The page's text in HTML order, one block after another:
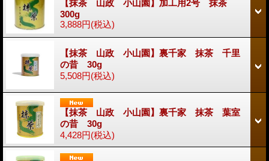
【抹茶 山政 小山園】加工用2号 抹茶
300g
3,888円(税込)
【抹茶 山政 小山園】裏千家 抹茶 千里
の昔 30g
5,508円(税込)
【抹茶 山政 小山園】裏千家 抹茶 葉室
の昔 30g
4,428円(税込)